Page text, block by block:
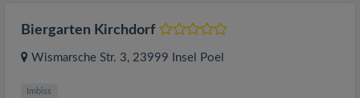
Biergarten Kirchdorf
Wismarsche Str. 3, 23999 Insel Poel
Imbiss